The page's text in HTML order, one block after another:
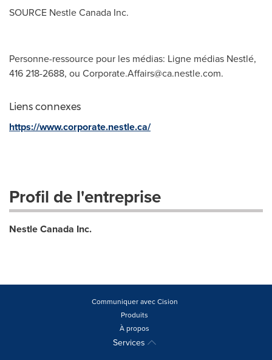
SOURCE Nestle Canada Inc.
Personne-ressource pour les médias: Ligne médias Nestlé,
416 218-2688, ou Corporate.Affairs@ca.nestle.com.
Liens connexes
https://www.corporate.nestle.ca/
Profil de l'entreprise
Nestle Canada Inc.
Communiquer avec Cision
Produits
À propos
Services